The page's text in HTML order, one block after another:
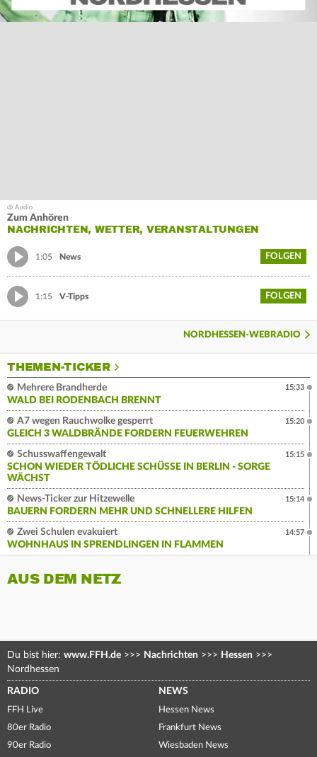
Zum Anhören
NACHRICHTEN, WETTER, VERANSTALTUNGEN
1:05 News FOLGEN
1:15 V-Tipps FOLGEN
NORDHESSEN-WEBRADIO
THEMEN-TICKER
Mehrere Brandherde
WALD BEI RODENBACH BRENNT
15:33
A7 wegen Rauchwolke gesperrt
GLEICH 3 WALDBRÄNDE FORDERN FEUERWEHREN
15:20
Schusswaffengewalt
SCHON WIEDER TÖDLICHE SCHÜSSE IN BERLIN - SORGE
WÄCHST
15:15
News-Ticker zur Hitzewelle
BAUERN FORDERN MEHR UND SCHNELLERE HILFEN
15:14
Zwei Schulen evakuiert
WOHNHAUS IN SPRENDLINGEN IN FLAMMEN
14:57
AUS DEM NETZ
Du bist hier: www.FFH.de >>> Nachrichten >>> Hessen >>>
Nordhessen
RADIO
FFH Live
80er Radio
90er Radio
NEWS
Hessen News
Frankfurt News
Wiesbaden News